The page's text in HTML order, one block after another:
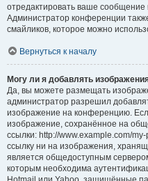
отредактировать ваше сообщение
Администратор конференции
смайликов, которое можно
Вернуться к началу
Могу ли я добавлять
Да, вы можете размещать
администратор разрешил
изображение на конференцию.
изображение, сохранённое на
ссылки: http://www.example.com/
ссылку ни на изображения,
является общедоступным
которым необходима